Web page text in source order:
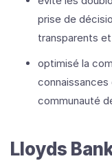
prise de
transparents
optimisé la
connaissances
communauté
Lloyds